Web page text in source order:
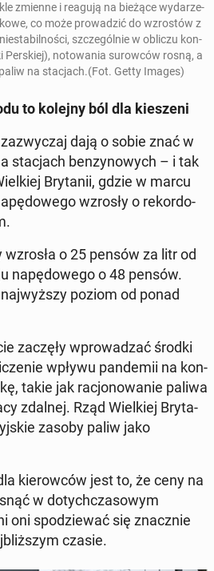
zmienne i reagują na bieżące wy­da­rze­
co może pro­wa­dzić do wzro­stów z
szcze­gól­nie w obliczu kon­
Per­skiej), no­to­wa­nia su­row­ców rosną, a
na sta­cjach.(Fot. Getty Images)
to kolejny ból dla kie­sze­ni
dają o sobie znać w
sta­cjach ben­zy­no­wych – i tak
Bry­ta­nii, gdzie w marcu
wzrosły o re­kor­do­
o 25 pensów za litr od
na­pę­do­we­go o 48 pensów.
poziom od ponad
zaczęły wpro­wa­dzać środki
wpływu pan­de­mii na kon­
takie jak ra­cjo­no­wa­nie paliwa
zdalnej. Rząd Wiel­kiej Bry­ta­
zasoby paliw jako
kie­row­ców jest to, że ceny na
w do­tych­cza­so­wym
oni spo­dzie­wać się znacz­nie
czasie.